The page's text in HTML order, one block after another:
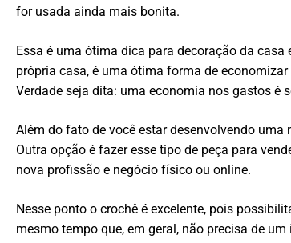
for usada ainda mais bonita.
Essa é uma ótima dica para decoração da
própria casa, é uma ótima forma de
Verdade seja dita: uma economia nos gastos é
Além do fato de você estar desenvolvendo
Outra opção é fazer esse tipo de peça para
nova profissão e negócio físico ou online.
Nesse ponto o crochê é excelente, pois
mesmo tempo que, em geral, não precisa de